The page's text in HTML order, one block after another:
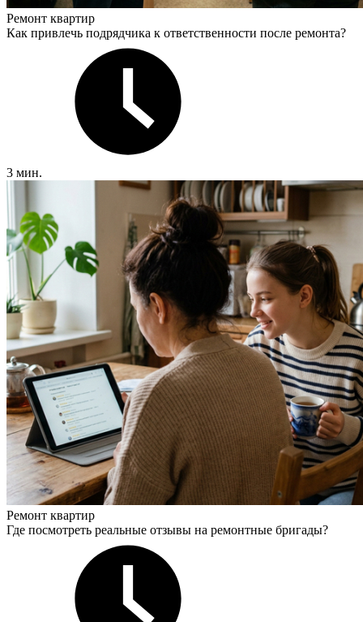
Ремонт квартир
Как привлечь подрядчика к ответственности после ремонта?
3 мин.
Ремонт квартир
Где посмотреть реальные отзывы на ремонтные бригады?